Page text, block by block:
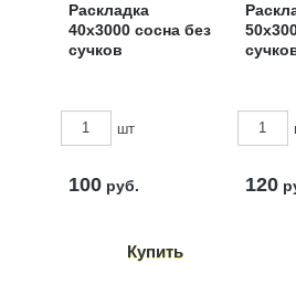
Раскладка
40x3000 сосна без
сучков
шт
100 руб. 120